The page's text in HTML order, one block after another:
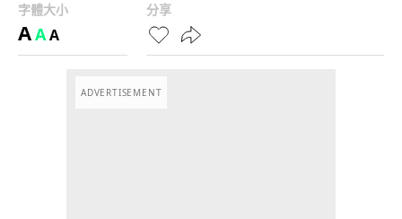
字體大小
AAA
分享
ADVERTISEMENT